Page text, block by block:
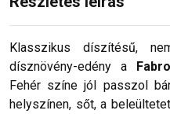
Klasszikus díszítésű,
dísznövény-edény a
Fehér színe jól passzol
helyszínen, sőt, a